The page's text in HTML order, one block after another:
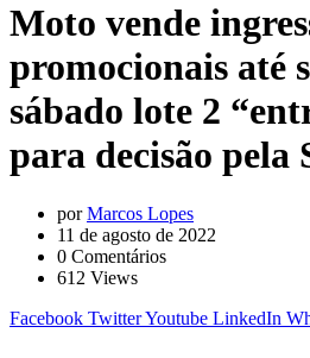
Moto vende
promocionais até
sábado lote 2
para decisão pela
porMarcos Lopes
11 de agosto de 2022
0 Comentários
612 Views
Facebook TwitterYoutube LinkedIn